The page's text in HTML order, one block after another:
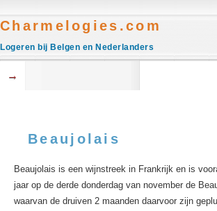
Charmelogies.com
Logeren bij Belgen en Nederlanders
→
Beaujolais
Beaujolais is een wijnstreek in Frankrijk en is
jaar op de derde donderdag van november de
waarvan de druiven 2 maanden daarvoor zijn